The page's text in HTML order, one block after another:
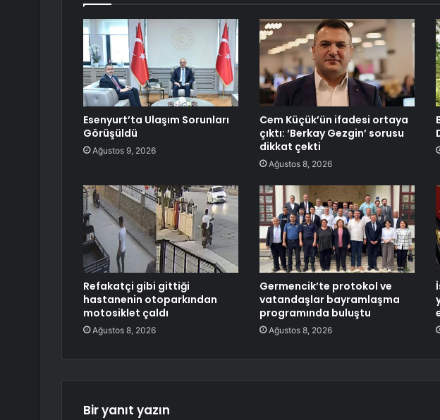
Esenyurt’ta Ulaşım Sorunları
Görüşüldü
Ağustos 9, 2026
Cem Küçük’ün ifadesi ortaya
çıktı: ‘Berkay Gezgin’ sorusu
dikkat çekti
Ağustos 8, 2026
Refakatçi gibi gittiği
hastanenin otoparkından
motosiklet çaldı
Ağustos 8, 2026
Germencik’te protokol ve
vatandaşlar bayramlaşma
programında buluştu
Ağustos 8, 2026
Bir yanıt yazın